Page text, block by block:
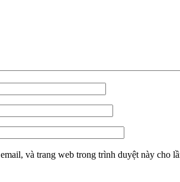
và trang web trong trình duyệt này cho